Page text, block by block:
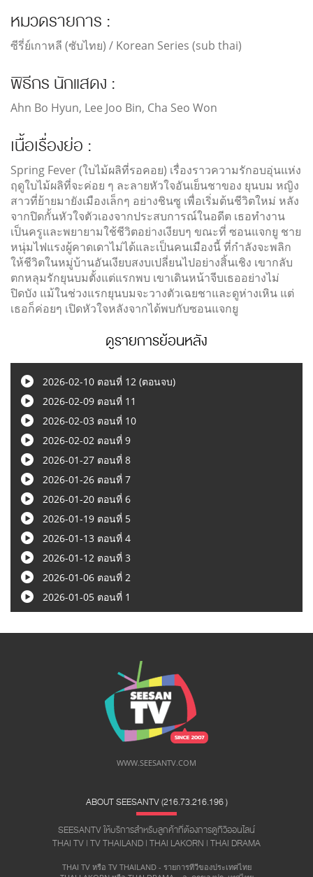
หมวดรายการ :
ซีรี่ย์เกาหลี (ซับไทย) / Korean Series (sub thai)
พิธีกร นักแสดง :
Ahn Bo Hyun, Lee Joo Bin, Cha Seo Won
เนื้อเรื่องย่อ :
Spring Fever (ใบไม้ผลิที่รอคอย) เรื่องราวความรักอบอุ่นแห่ง
ฤดูใบไม้ผลิที่จะค่อย ๆ ละลายหัวใจอันเย็นชาของ ยุนบม หญิง
สาวที่ย้ายมายังเมืองเล็กๆ อย่างชินซู เพื่อเริ่มต้นชีวิตใหม่ หลัง
จากปิดกั้นหัวใจตัวเองจากประสบการณ์ในอดีต เธอทำงาน
เป็นครูและพยายามใช้ชีวิตอย่างเงียบๆ ขณะที่ ซอนแจกยู ชาย
หนุ่มไฟแรงผู้คาดเดาไม่ได้และเป็นคนเมืองนี้ ที่กำลังจะพลิก
ให้ชีวิตในหมู่บ้านอันเงียบสงบเปลี่ยนไปอย่างสิ้นเชิง เขากลับ
ตกหลุมรักยุนบมตั้งแต่แรกพบ เขาเดินหน้าจีบเธออย่างไม่
ปิดบัง แม้ในช่วงแรกยุนบมจะวางตัวเฉยชาและดูห่างเหิน แต่
เธอก็ค่อยๆ เปิดหัวใจหลังจากได้พบกับซอนแจกยู
ดูรายการย้อนหลัง
2026-02-10 ตอนที่ 12 (ตอนจบ)
2026-02-09 ตอนที่ 11
2026-02-03 ตอนที่ 10
2026-02-02 ตอนที่ 9
2026-01-27 ตอนที่ 8
2026-01-26 ตอนที่ 7
2026-01-20 ตอนที่ 6
2026-01-19 ตอนที่ 5
2026-01-13 ตอนที่ 4
2026-01-12 ตอนที่ 3
2026-01-06 ตอนที่ 2
2026-01-05 ตอนที่ 1
WWW.SEESANTV.COM
ABOUT SEESANTV (216.73.216.196 ​)
SEESANTV ให้บริการสำหรับลูกค้าที่ต้องการดูทีวีออนไลน์
THAI TV | TV THAILAND | THAI LAKORN | THAI DRAMA
THAI TV หรือ TV THAILAND - รายการทีวีของประเทศไทย